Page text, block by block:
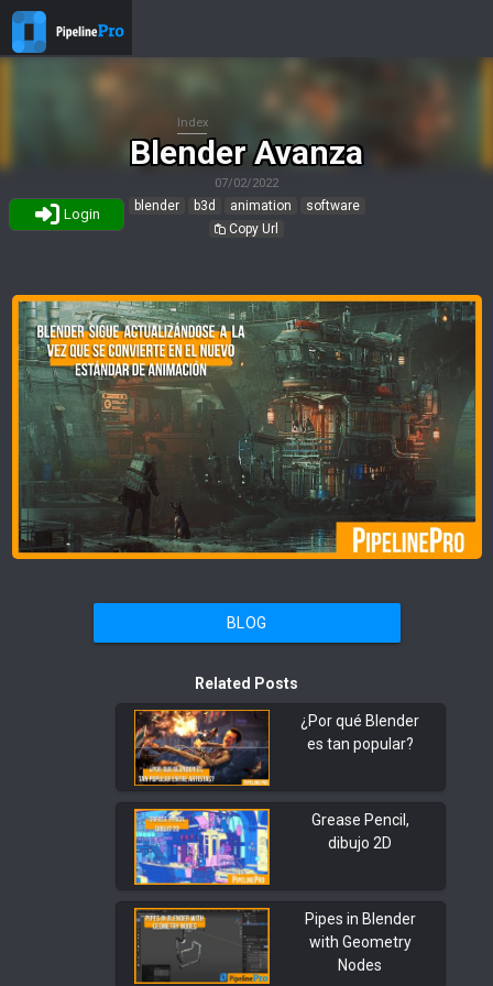
Login
Blender Avanza
07/02/2022
blender b3d animation
software
Copy Url
Index
BLOG
Related Posts
¿Por qué Blender
es tan popular?
Grease Pencil,
dibujo 2D
Pipes in Blender
with Geometry
Nodes